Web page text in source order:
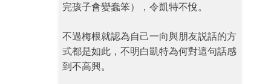
完孩子會變蠢笨），令凱特不悅。
不過梅根就認為自己一向與朋友説話的方
式都是如此，不明白凱特為何對這句話感
到不高興。